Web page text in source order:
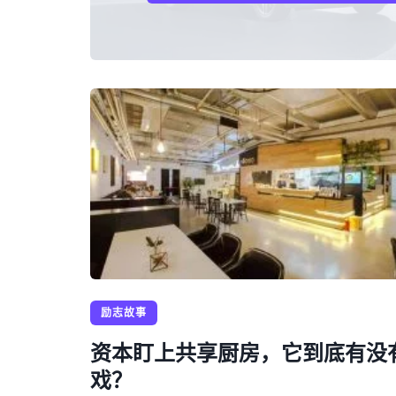
励志故事
资本盯上共享厨房，它到底有没
戏？